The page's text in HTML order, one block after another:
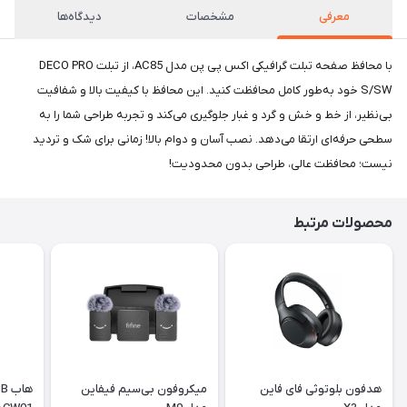
معرفی مشخصات دیدگاه‌ها
با محافظ صفحه تبلت گرافیکی اکس پی پن مدل AC85، از تبلت DECO PRO
S/SW خود به‌طور کامل محافظت کنید. این محافظ با کیفیت بالا و شفافیت
بی‌نظیر، از خط و خش و گرد و غبار جلوگیری می‌کند و تجربه طراحی شما را به
سطحی حرفه‌ای ارتقا می‌دهد. نصب آسان و دوام بالا! زمانی برای شک و تردید
نیست؛ محافظت عالی، طراحی بدون محدودیت!
محصولات مرتبط
هدفون بلوتوثی فای فاین
میکروفون بی‌سیم فیفاین